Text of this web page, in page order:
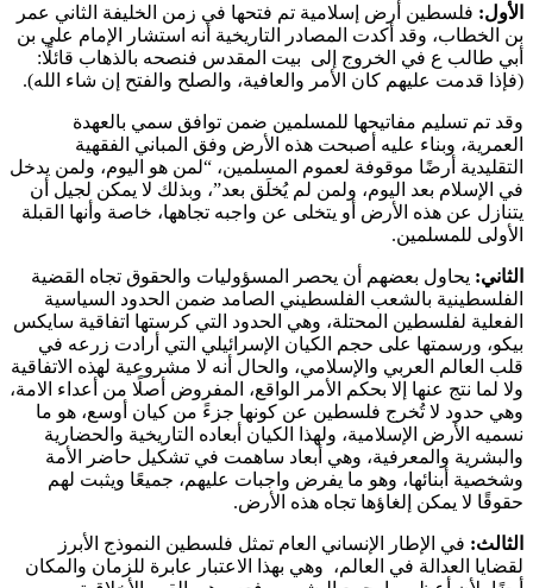
الأول: فلسطين أرض إسلامية تم فتحها في زمن الخليفة الثاني عمر
بن الخطاب، وقد أكدت المصادر التاريخية أنه استشار الإمام علي بن
أبي طالب ع في الخروج إلى بيت المقدس فنصحه بالذهاب قائلًا:
(فإذا قدمت عليهم كان الأمر والعافية، والصلح والفتح إن شاء الله).
وقد تم تسليم مفاتيحها للمسلمين ضمن توافق سمي بالعهدة
العمرية، وبناء عليه أصبحت هذه الأرض وفق المباني الفقهية
التقليدية أرضًا موقوفة لعموم المسلمين، “لمن هو اليوم، ولمن يدخل
في الإسلام بعد اليوم، ولمن لم يُخلَق بعد”، وبذلك لا يمكن لجيل أن
يتنازل عن هذه الأرض أو يتخلى عن واجبه تجاهها، خاصة وأنها القبلة
الأولى للمسلمين.
الثاني: يحاول بعضهم أن يحصر المسؤوليات والحقوق تجاه القضية
الفلسطينية بالشعب الفلسطيني الصامد ضمن الحدود السياسية
الفعلية لفلسطين المحتلة، وهي الحدود التي كرستها اتفاقية سايكس
بيكو، ورسمتها على حجم الكيان الإسرائيلي التي أرادت زرعه في
قلب العالم العربي والإسلامي، والحال أنه لا مشروعية لهذه الاتفاقية
ولا لما نتج عنها إلا بحكم الأمر الواقع، المفروض أصلًا من أعداء الامة،
وهي حدود لا تُخرج فلسطين عن كونها جزءً من كيان أوسع، هو ما
نسميه الأرض الإسلامية، ولهذا الكيان أبعاده التاريخية والحضارية
والبشرية والمعرفية، وهي أبعاد ساهمت في تشكيل حاضر الأمة
وشخصية أبنائها، وهو ما يفرض واجبات عليهم، جميعًا ويثبت لهم
حقوقًا لا يمكن إلغاؤها تجاه هذه الأرض.
الثالث: في الإطار الإنساني العام تمثل فلسطين النموذج الأبرز
لقضايا العدالة في العالم، وهي بهذا الاعتبار عابرة للزمان والمكان